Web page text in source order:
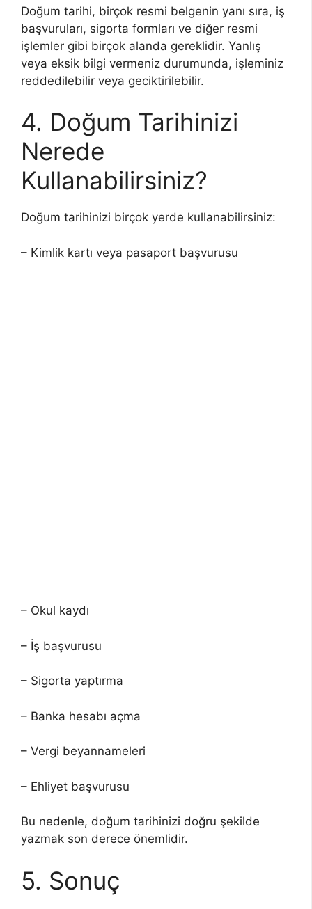
Doğum tarihi, birçok resmi belgenin yanı sıra, iş
başvuruları, sigorta formları ve diğer resmi
işlemler gibi birçok alanda gereklidir. Yanlış
veya eksik bilgi vermeniz durumunda, işleminiz
reddedilebilir veya geciktirilebilir.
4. Doğum Tarihinizi
Nerede
Kullanabilirsiniz?
Doğum tarihinizi birçok yerde kullanabilirsiniz:
– Kimlik kartı veya pasaport başvurusu
– Okul kaydı
– İş başvurusu
– Sigorta yaptırma
– Banka hesabı açma
– Vergi beyannameleri
– Ehliyet başvurusu
Bu nedenle, doğum tarihinizi doğru şekilde
yazmak son derece önemlidir.
5. Sonuç